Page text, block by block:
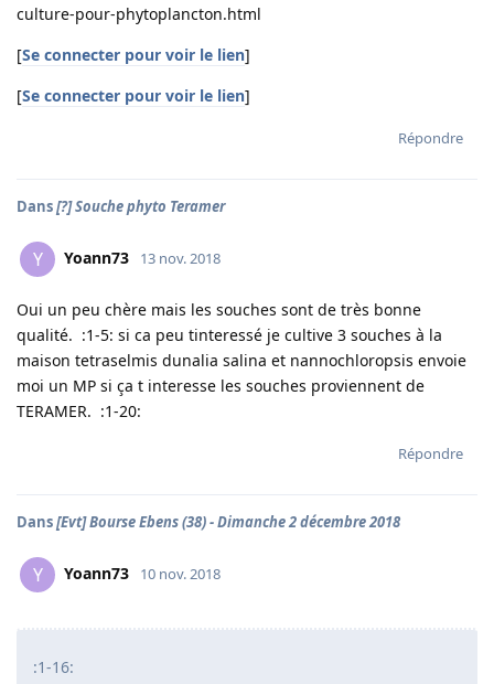
culture-pour-phytoplancton.html
[Se connecter pour voir le lien]
[Se connecter pour voir le lien]
Répondre
Dans[?] Souche phyto Teramer
Y Yoann73 13 nov. 2018
Oui un peu chère mais les souches sont de très bonne
qualité. :1-5: si ca peu tinteressé je cultive 3 souches à la
maison tetraselmis dunalia salina et nannochloropsis envoie
moi un MP si ça t interesse les souches proviennent de
TERAMER. :1-20:
Répondre
Dans[Evt] Bourse Ebens (38) - Dimanche 2 décembre 2018
Y Yoann73 10 nov. 2018
:1-16: